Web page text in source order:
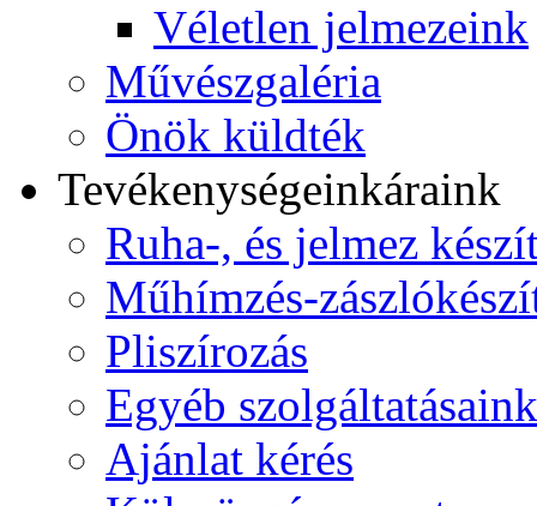
Véletlen jelmezeink
Művészgaléria
Önök küldték
Tevékenységeinkáraink
Ruha-, és jelmez
Műhímzés-
Pliszírozás
Egyéb szolgáltatásaink
Ajánlat kérés